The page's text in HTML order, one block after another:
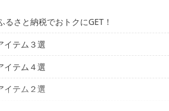
さと納税でおトクにGET！
ェックしよう
イテム３選
色2本セット」
バッテリー搭載 LEDキャンピングランタン」
イテム４選
G-1 レギュラータイプ」
イテム２選